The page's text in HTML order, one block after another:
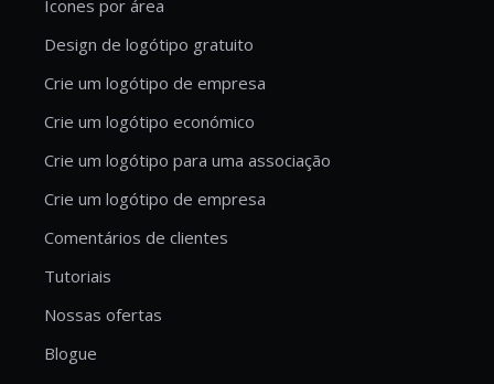
Ícones por área
Design de logótipo gratuito
Crie um logótipo de empresa
Crie um logótipo económico
Crie um logótipo para uma associação
Crie um logótipo de empresa
Comentários de clientes
Tutoriais
Nossas ofertas
Blogue